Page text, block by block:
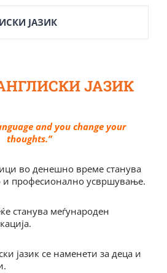
ЈАЗИК
ЈАЗИК
and you change your
thoughts.”
во денешно време станува
и професионално усвршување.
станува меѓународен
јазик се наменети за деца и